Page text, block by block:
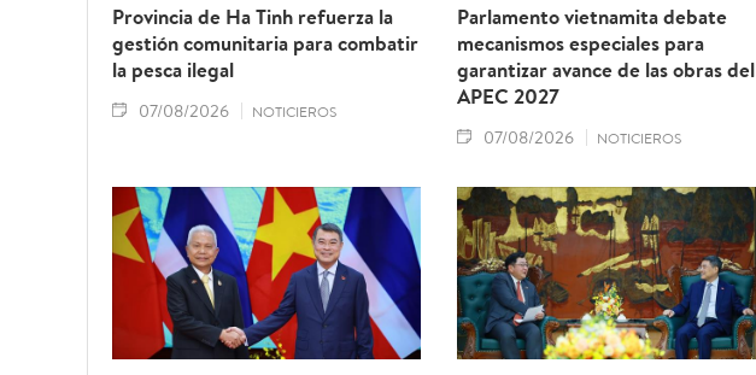
Provincia de Ha Tinh refuerza la
gestión comunitaria para combatir
la pesca ilegal
07/08/2026 NOTICIEROS
Parlamento vietnamita debate
mecanismos especiales para
garantizar avance de las obras del
APEC 2027
07/08/2026 NOTICIEROS